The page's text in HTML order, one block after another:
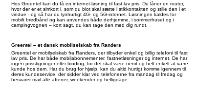
Hos Greentel kan du få en internet-løsning til fast lav pris. Du låner en router,
hvor der er et simkort i, som du blot skal sætte i stikkontakten og stille den i et
vindue - og så har du lynhurtigt 4G- og 5G-internet. Løsningen kaldes for
mobilt bredbånd og kan anvendes både derhjemme, i sommerhuset og i
campingvognen – kort sagt, du kan tage den med dig rundt.
Greentel – et dansk mobilselskab fra Randers
Greentel er mobilselskab fra Randers, der tilbyder enkel og billig telefoni til fast
lav pris. De har både mobilabonnementer, fastnetløsninger og internet. De har
ingen prisstigninger eller binding, for det skal være nemt og helt enkelt at være
kunde hos dem. Har du brug for hjælp, kan du altid hurtigt komme igennem til
deres kundeservice, der sidder klar ved telefonerne fra mandag til fredag og
besvarer mail alle aftener, weekender og helligdage.